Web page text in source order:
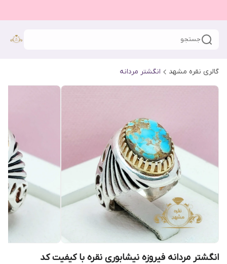
جستجو
گالری نقره مشهد انگشتر مردانه
انگشتر مردانه فیروزه نیشابوری نقره با کیفیت کد